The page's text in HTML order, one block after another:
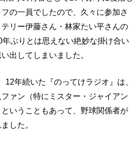
の一員でしたので、久々に参加さ
リー伊藤さん・林家たい平さんの
ぶりとは思えない絶妙な掛け合い
出してしまいました。
12年続いた『のってけラジオ』は、
ァン（特にミスター・ジャイアン
いうこともあって、野球関係者が
した。